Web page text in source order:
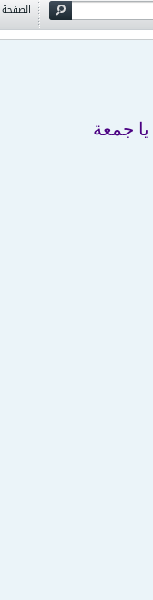
الصفحة
جمعة